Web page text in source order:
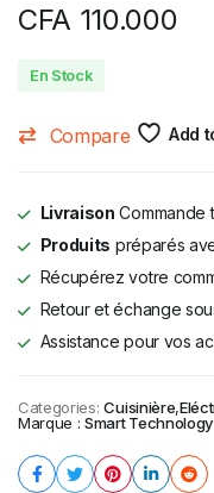
CFA 110.000
En Stock
Compare Add
Livraison Commande
Produits préparés
Récupérez votre
Retour et échange
Assistance pour vos
Categories: Cuisinière,
Marque :Smart Technology